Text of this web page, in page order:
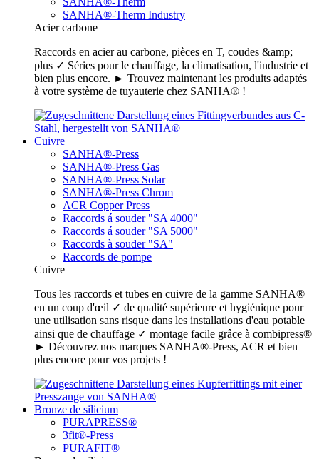
SANHA®-Therm Industry
Acier carbone
Raccords en acier au carbone, pièces en T, coudes &amp;
plus ✓ Séries pour le chauffage, la climatisation, l'industrie et
bien plus encore. ► Trouvez maintenant les produits adaptés
à votre système de tuyauterie chez SANHA® !
Cuivre
SANHA®-Press
SANHA®-Press Gas
SANHA®-Press Solar
SANHA®-Press Chrom
ACR Copper Press
Raccords á souder "SA 4000"
Raccords á souder "SA 5000"
Raccords à souder "SA"
Raccords de pompe
Cuivre
Tous les raccords et tubes en cuivre de la gamme SANHA®
en un coup d'œil ✓ de qualité supérieure et hygiénique pour
une utilisation sans risque dans les installations d'eau potable
ainsi que de chauffage ✓ montage facile grâce à combipress®
► Découvrez nos marques SANHA®-Press, ACR et bien
plus encore pour vos projets !
Bronze de silicium
PURAPRESS®
3fit®-Press
PURAFIT®